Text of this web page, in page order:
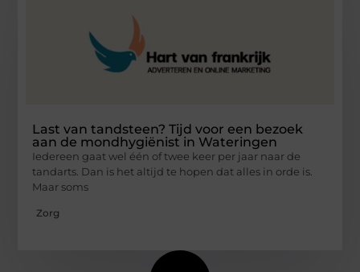
Last van tandsteen? Tijd voor een bezoek
aan de mondhygiënist in Wateringen
Iedereen gaat wel één of twee keer per jaar naar de
tandarts. Dan is het altijd te hopen dat alles in orde is.
Maar soms
Zorg